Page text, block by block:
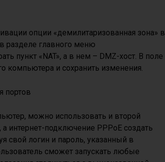
опции «демилитаризованная зона» в
разделе главного меню
пункт «NAT», а в нем – DMZ-хост. В поле
компьютера и сохранить изменения.
можно использовать и второй
интернет-подключение PPPoE создать
свой логин и пароль, указанный в
сможет запускать любые